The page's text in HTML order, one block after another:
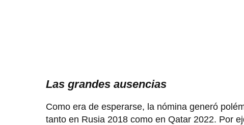
Las grandes ausencias
Como era de esperarse, la nómina generó
tanto en Rusia 2018 como en Qatar 2022. Por